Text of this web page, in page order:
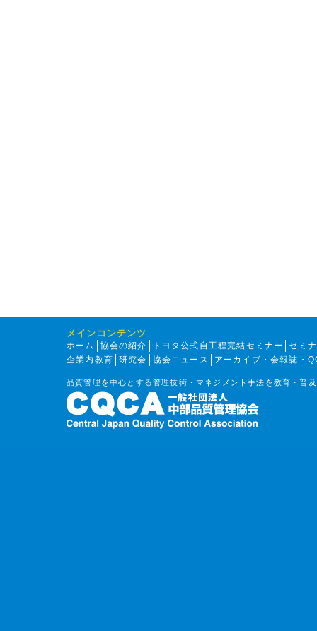
メインコンテンツ
ホーム 協会の紹介 トヨタ公式自工程完結セミナー
セミ
企業内教育
研究会 協会ニュース アーカイブ・会報誌・
品質管理を中心とする管理技術・マネジメント手法を教育・普